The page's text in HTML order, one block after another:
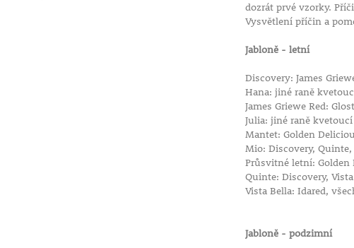
dozrát prvé vzorky.
Vysvětlení příčin a
Jabloně - letní
Discovery: James
Hana: jiné raně
James Griewe Red:
Julia: jiné raně kvetoucí
Mantet: Golden
Mio: Discovery, Quinte,
Průsvitné letní: Golden
Quinte: Discovery,
Vista Bella: Idared,
Jabloně - podzimní